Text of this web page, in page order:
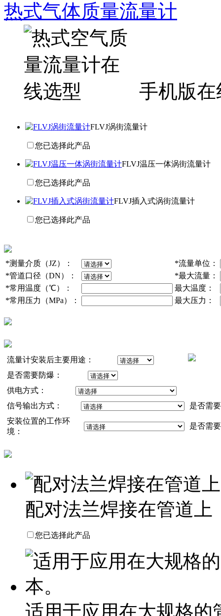
热式气体质量流量计
手机版
FLVJ涡街流量计
您已选择此产品
FLVJ温压一体涡街流量计
您已选择此产品
FLVJ插入式涡街流量计
您已选择此产品
*测量介质（JZ）： *流量单位：
*管道口径（DN）： *最大流量：
*常用温度（℃）：
最大温度：
*常用压力（MPa）： 最大压力：
流量计安装后主要用途：
是否需要防爆：
供电方式：
信号输出方式：
是否需
安装位置的工作环
境：
是否需
配对法兰焊接在管道
您已选择此产品
适用于应用在大规格的